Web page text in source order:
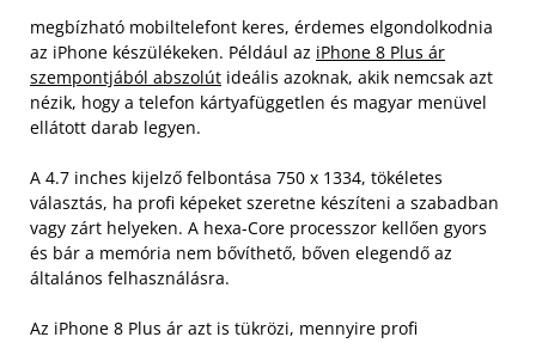
megbízható mobiltelefont keres, érdemes elgondolkodnia
az iPhone készülékeken. Például az iPhone 8 Plus ár
szempontjából abszolút ideális azoknak, akik nemcsak azt
nézik, hogy a telefon kártyafüggetlen és magyar menüvel
ellátott darab legyen.
A 4.7 inches kijelző felbontása 750 x 1334, tökéletes
választás, ha profi képeket szeretne készíteni a szabadban
vagy zárt helyeken. A hexa-Core processzor kellően gyors
és bár a memória nem bővíthető, bőven elegendő az
általános felhasználásra.
Az iPhone 8 Plus ár azt is tükrözi, mennyire profi